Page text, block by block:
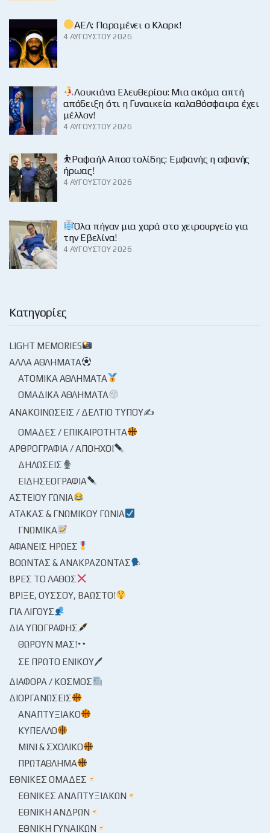
ΑΕΛ: Παραμένει ο Κλαρκ!
4 ΑΥΓΟΎΣΤΟΥ 2026
Λουκιάνα Ελευθερίου: Μια ακόμα απτή
απόδειξη ότι η Γυναικεία καλαθόσφαιρα έχει
μέλλον!
4 ΑΥΓΟΎΣΤΟΥ 2026
⛹️Ραφαήλ Αποστολίδης: Εμφανής η αφανής
ήρωας!
4 ΑΥΓΟΎΣΤΟΥ 2026
Όλα πήγαν μια χαρά στο χειρουργείο για
την Εβελίνα!
4 ΑΥΓΟΎΣΤΟΥ 2026
Κατηγορίες
LIGHT MEMORIES
ΆΛΛΑ ΑΘΛΉΜΑΤΑ
ΑΤΟΜΙΚΆ ΑΘΛΉΜΑΤΑ
ΟΜΑΔΙΚΆ ΑΘΛΉΜΑΤΑ
ΑΝΑΚΟΙΝΏΣΕΙΣ / ΔΕΛΤΊΟ ΤΎΠΟΥ✍
ΟΜΆΔΕΣ / ΕΠΙΚΑΙΡΌΤΗΤΑ
ΑΡΘΡΟΓΡΑΦΊΑ / ΑΠΌΗΧΟΙ
ΔΗΛΏΣΕΙΣ
ΕΙΔΗΣΕΟΓΡΑΦΊΑ
ΑΣΤΕΊΟΥ ΓΩΝΊΑ
ΑΤΆΚΑΣ & ΓΝΩΜΙΚΟΎ ΓΩΝΊΑ
ΓΝΩΜΙΚΆ
ΑΦΑΝΕΊΣ ΉΡΩΕΣ
ΒΟΏΝΤΑΣ & ΑΝΑΚΡΆΖΟΝΤΑΣ
ΒΡΕΣ ΤΟ ΛΆΘΟΣ
ΒΡΊΞΕ, ΟΎΣΣΟΥ, ΒΆΩΣΤΟ!
ΓΙΑ ΛΊΓΟΥΣ
ΔΙΑ ΥΠΟΓΡΑΦΉΣ
ΘΩΡΟΎΝ ΜΑΣ!
ΣΕ ΠΡΏΤΟ ΕΝΙΚΟΎ🖊
ΔΙΆΦΟΡΑ / ΚΌΣΜΟΣ
ΔΙΟΡΓΑΝΏΣΕΙΣ
ΑΝΑΠΤΥΞΙΑΚΌ
ΚΎΠΕΛΛΟ
ΜΊΝΙ & ΣΧΟΛΙΚΌ
ΠΡΩΤΆΘΛΗΜΑ
ΕΘΝΙΚΈΣ ΟΜΆΔΕΣ
ΕΘΝΙΚΈΣ ΑΝΑΠΤΥΞΙΑΚΏΝ
ΕΘΝΙΚΉ ΑΝΔΡΏΝ
ΕΘΝΙΚΉ ΓΥΝΑΙΚΏΝ